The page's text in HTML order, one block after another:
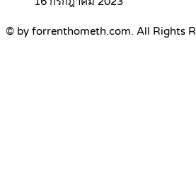
© by forrenthometh.com. All Rights